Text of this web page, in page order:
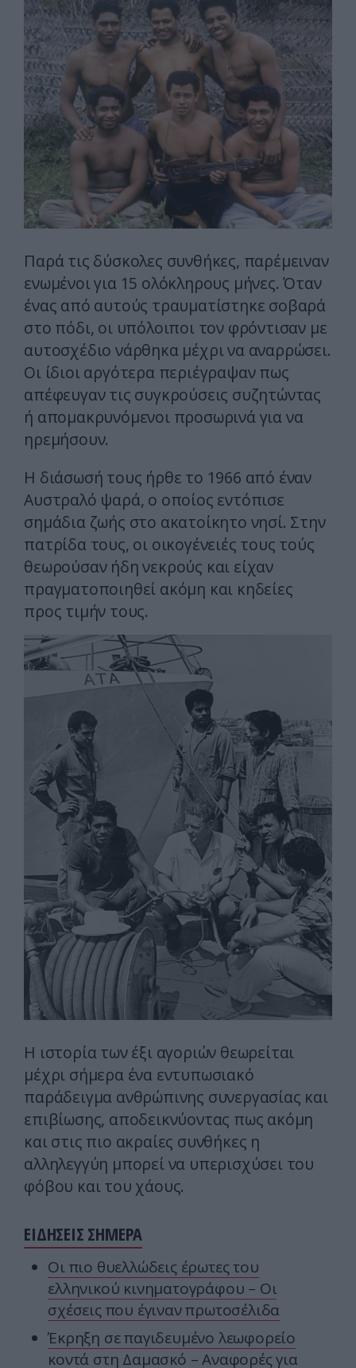
Παρά τις δύσκολες συνθήκες, παρέμειναν
ενωμένοι για 15 ολόκληρους μήνες. Όταν
ένας από αυτούς τραυματίστηκε σοβαρά
στο πόδι, οι υπόλοιποι τον φρόντισαν με
αυτοσχέδιο νάρθηκα μέχρι να αναρρώσει.
Οι ίδιοι αργότερα περιέγραψαν πως
απέφευγαν τις συγκρούσεις συζητώντας
ή απομακρυνόμενοι προσωρινά για να
ηρεμήσουν.
Η διάσωσή τους ήρθε το 1966 από έναν
Αυστραλό ψαρά, ο οποίος εντόπισε
σημάδια ζωής στο ακατοίκητο νησί. Στην
πατρίδα τους, οι οικογένειές τους τούς
θεωρούσαν ήδη νεκρούς και είχαν
πραγματοποιηθεί ακόμη και κηδείες
προς τιμήν τους.
Η ιστορία των έξι αγοριών θεωρείται
μέχρι σήμερα ένα εντυπωσιακό
παράδειγμα ανθρώπινης συνεργασίας και
επιβίωσης, αποδεικνύοντας πως ακόμη
και στις πιο ακραίες συνθήκες η
αλληλεγγύη μπορεί να υπερισχύσει του
φόβου και του χάους.
ΕΙΔΗΣΕΙΣ ΣΗΜΕΡΑ
Οι πιο θυελλώδεις έρωτες του
ελληνικού κινηματογράφου – Οι
σχέσεις που έγιναν πρωτοσέλιδα
Έκρηξη σε παγιδευμένο λεωφορείο
κοντά στη Δαμασκό – Αναφορές για